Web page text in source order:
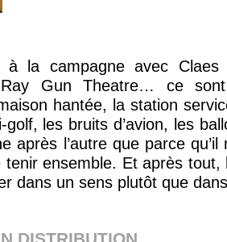
à la campagne avec
Gun Theatre… ce sont
hantée, la station
golf, les bruits d’avion, les
après l’autre que parce
tenir ensemble. Et après tout,
dans un sens plutôt que